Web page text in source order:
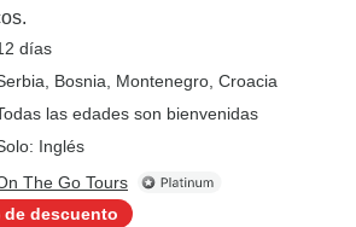
días
, Bosnia , Montenegro , Croacia
las edades son bienvenidas
Inglés
The Go Tours
de descuento